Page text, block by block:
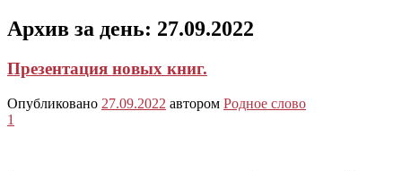
Архив за день: 27.09.2022
Презентация новых книг.
Опубликовано 27.09.2022 автором Родное слово
1